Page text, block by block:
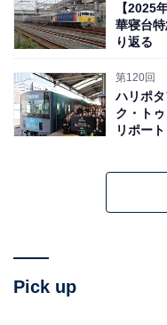
【2025
華寝台
り返る
第120回
ハリポ
ク・ト
リポート
Pick up